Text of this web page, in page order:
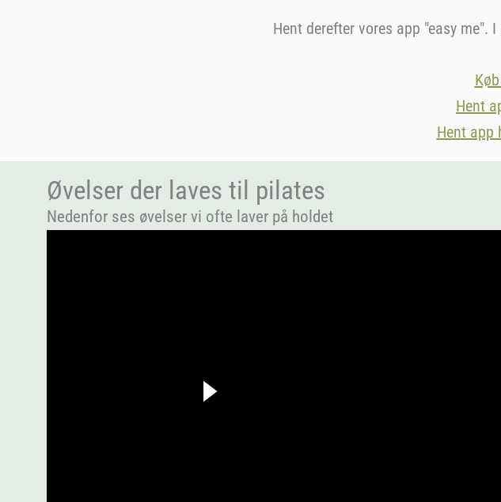
Hent derefter vores app "easy me".
Hent
Hent app
Øvelser der laves til pilates
Nedenfor ses øvelser vi ofte laver på holdet